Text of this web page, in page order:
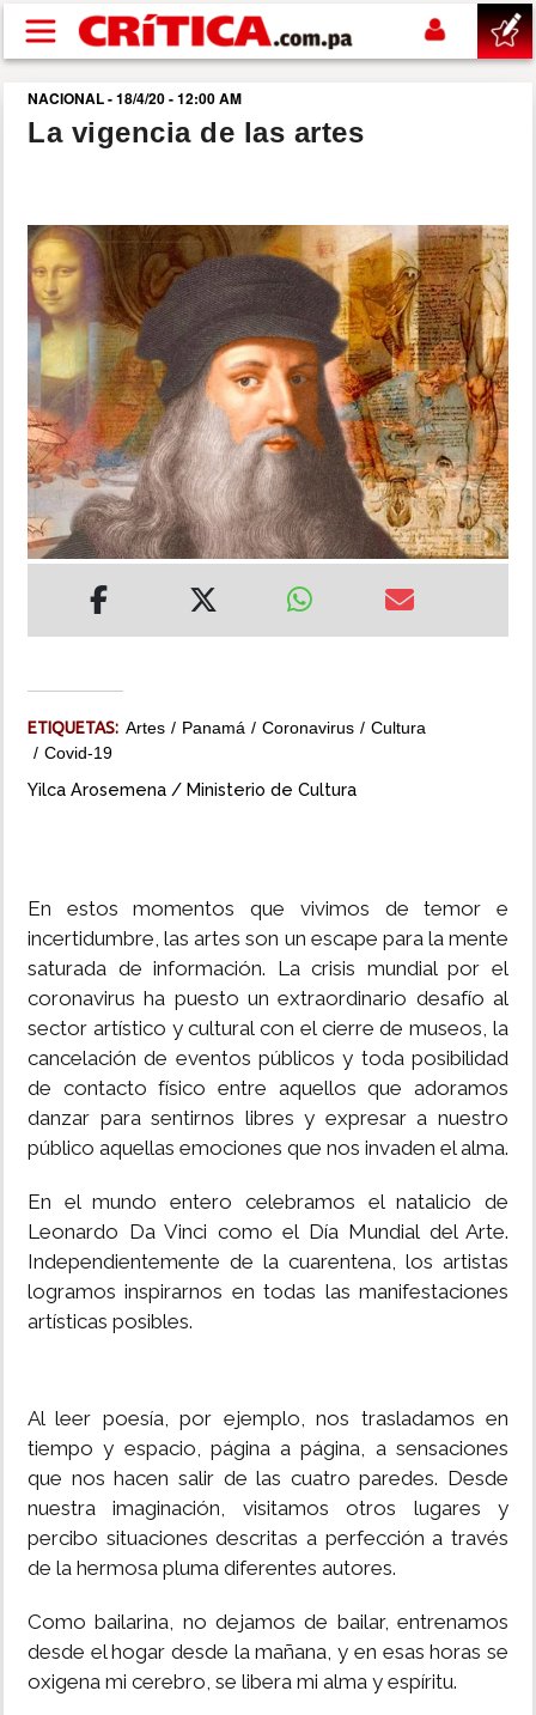
Pasar al contenido principal
buscar
NACIONAL
POLÍTICA
SHOW
DEPORTES
MUNDO
IMPRESO
NACIONAL - 18/4/20 - 12:00 AM
La vigencia de las artes
ETIQUETAS: Artes Panamá Coronavirus
Cultura
Covid-19
Yilca Arosemena / Ministerio de Cultura
En estos momentos que vivimos de temor e
incertidumbre, las artes son un escape para la mente
saturada de información. La crisis mundial por el
coronavirus ha puesto un extraordinario desafío al
sector artístico y cultural con el cierre de museos, la
cancelación de eventos públicos y toda posibilidad
de contacto físico entre aquellos que adoramos
danzar para sentirnos libres y expresar a nuestro
público aquellas emociones que nos invaden el alma.
En el mundo entero celebramos el natalicio de
Leonardo Da Vinci como el Día Mundial del Arte.
Independientemente de la cuarentena, los artistas
logramos inspirarnos en todas las manifestaciones
artísticas posibles.
Al leer poesía, por ejemplo, nos trasladamos en
tiempo y espacio, página a página, a sensaciones
que nos hacen salir de las cuatro paredes. Desde
nuestra imaginación, visitamos otros lugares y
percibo situaciones descritas a perfección a través
de la hermosa pluma diferentes autores.
Como bailarina, no dejamos de bailar, entrenamos
desde el hogar desde la mañana, y en esas horas se
oxigena mi cerebro, se libera mi alma y espíritu.